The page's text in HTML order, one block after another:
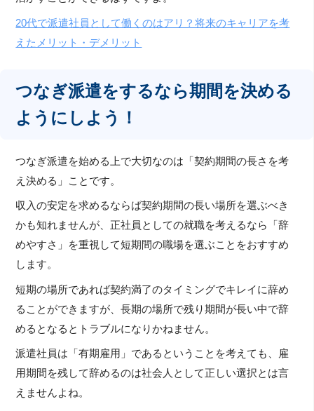
20代で派遣社員として働くのはアリ？将来のキャリアを考
えたメリット・デメリット
つなぎ派遣をするなら期間を決める
ようにしよう！
つなぎ派遣を始める上で大切なのは「契約期間の長さを考
え決める」ことです。
収入の安定を求めるならば契約期間の長い場所を選ぶべき
かも知れませんが、正社員としての就職を考えるなら「辞
めやすさ」を重視して短期間の職場を選ぶことをおすすめ
します。
短期の場所であれば契約満了のタイミングでキレイに辞め
ることができますが、長期の場所で残り期間が長い中で辞
めるとなるとトラブルになりかねません。
派遣社員は「有期雇用」であるということを考えても、雇
用期間を残して辞めるのは社会人として正しい選択とは言
えませんよね。